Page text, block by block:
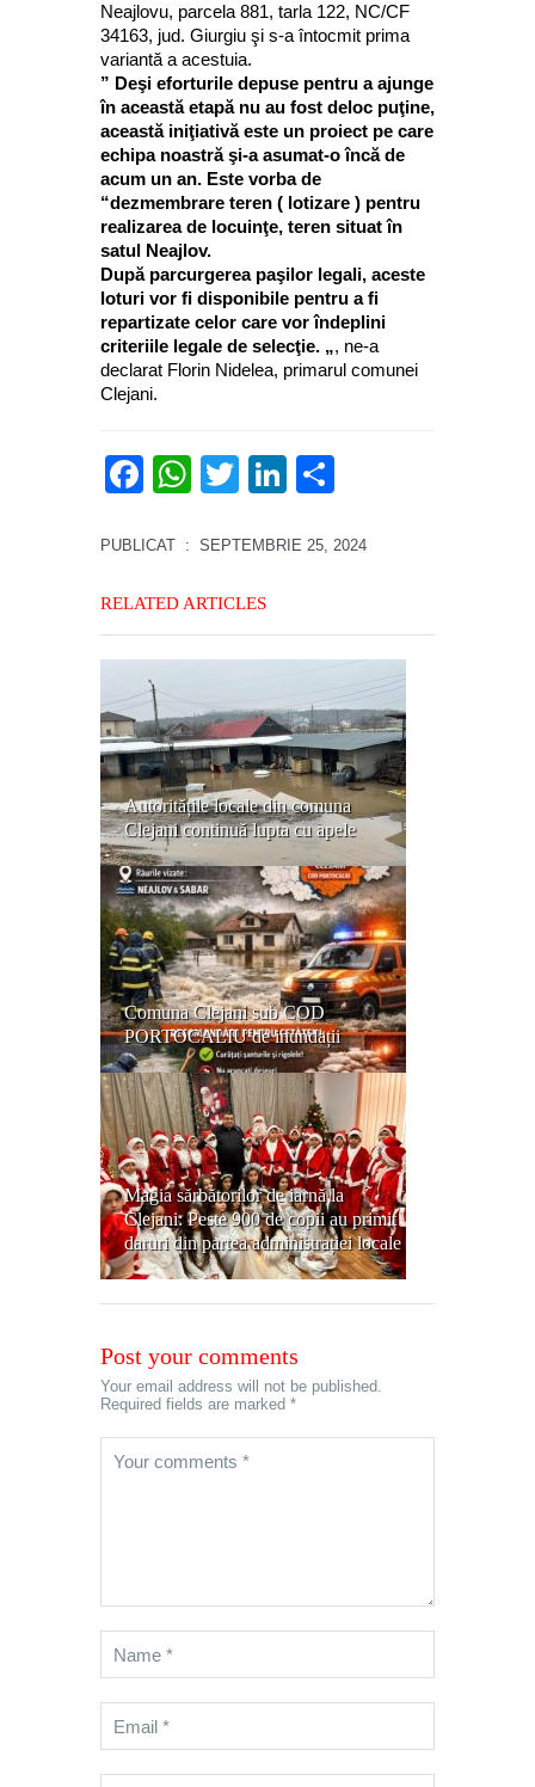
Neajlovu, parcela 881, tarla 122, NC/CF
34163, jud. Giurgiu şi s-a întocmit prima
variantă a acestuia.
” Deşi eforturile depuse pentru a ajunge
în această etapă nu au fost deloc puţine,
această iniţiativă este un proiect pe care
echipa noastră şi-a asumat-o încă de
acum un an. Este vorba de
“dezmembrare teren ( lotizare ) pentru
realizarea de locuinţe, teren situat în
satul Neajlov.
După parcurgerea paşilor legali, aceste
loturi vor fi disponibile pentru a fi
repartizate celor care vor îndeplini
criteriile legale de selecţie. „, ne-a
declarat Florin Nidelea, primarul comunei
Clejani.
Facebook
WhatsApp
TwitterLinkedIn
PUBLICAT : SEPTEMBRIE 25, 2024
RELATED ARTICLES
Autoritățile locale din comuna
Clejani continuă lupta cu apele
Comuna Clejani sub COD
PORTOCALIU de inundații
Magia sărbătorilor de iarnă la
Clejani: Peste 900 de copii au primit
daruri din partea administrației locale
Post your comments
Your email address will not be published.
Required fields are marked *